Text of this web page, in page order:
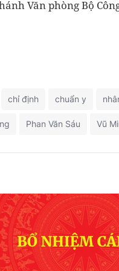
Văn phòng Bộ
chỉ định chuẩn y
Phan Văn Sáu Vũ